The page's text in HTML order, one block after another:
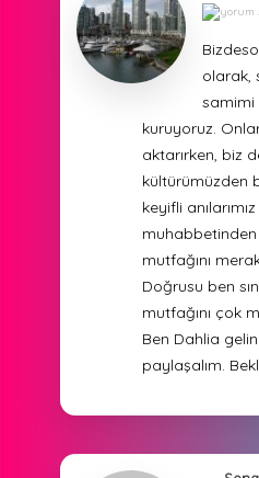
olarak,
samimi
kuruyoruz.
aktarırken, biz
kültürümüzden
keyifli
muhabbetinden
mutfağını
Doğrusu ben
mutfağını çok
Ben Dahlia
paylaşalım.